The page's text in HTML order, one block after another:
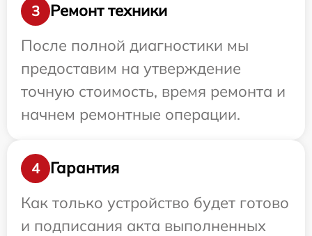
3
Ремонт техники
После полной диагностики мы
предоставим на утверждение
точную стоимость, время ремонта и
начнем ремонтные операции.
4
Гарантия
Как только устройство будет готово
и подписания акта выполненных